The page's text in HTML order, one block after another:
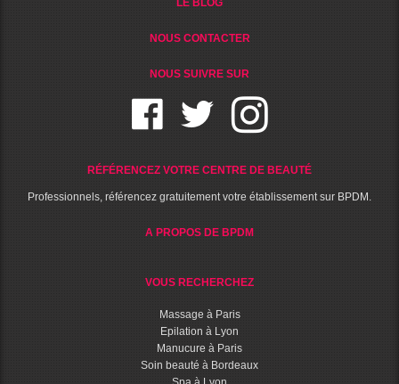
LE BLOG
NOUS CONTACTER
NOUS SUIVRE SUR
RÉFÉRENCEZ VOTRE CENTRE DE BEAUTÉ
Professionnels, référencez gratuitement votre établissement sur BPDM.
A PROPOS DE BPDM
VOUS RECHERCHEZ
Massage à Paris
Epilation à Lyon
Manucure à Paris
Soin beauté à Bordeaux